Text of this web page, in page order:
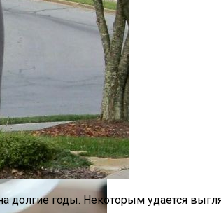
Салемский Процесс
годы. Некоторым удается